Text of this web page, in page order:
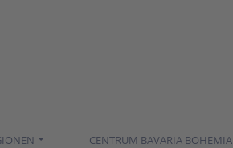
CENTRUM BAVARIA BOHEMIA